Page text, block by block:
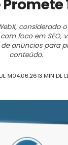
considerado
foco em SEO,
anúncios para
conteúdo.
M04.06.2613 MIN DE